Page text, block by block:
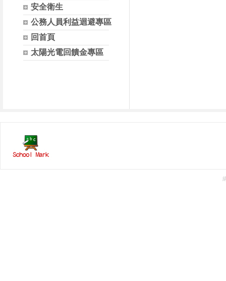
安全衛生
公務人員利益迴避專區
回首頁
太陽光電回饋金專區